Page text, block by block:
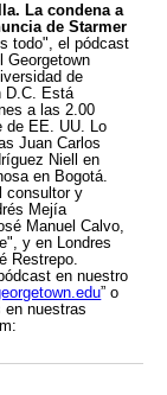
La condena a
de Starmer
todo", el pódcast
Georgetown
de
D.C. Está
a las 2.00
de EE. UU. Lo
Juan Carlos
Niell en
en Bogotá.
consultor y
Mejía
Manuel Calvo,
y en Londres
Restrepo.
en nuestro
” o
en nuestras